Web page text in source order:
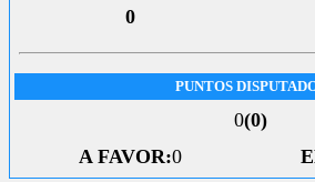
0
PUNTOS
0(0)
A FAVOR:0